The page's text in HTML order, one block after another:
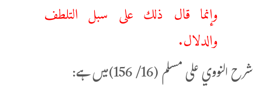
وإنما قال ذلك على سبل التلطف
والدلال.
شرح النووي على مسلم (16/ 156)میں ہے: